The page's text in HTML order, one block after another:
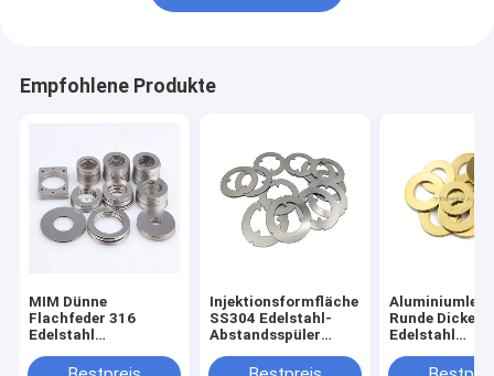
Empfohlene Produkte
MIM Dünne
Flachfeder 316
Edelstahl
Injektionsformfläche
SS304 Edelstahl-
Abstandsspüler
individuell
Runde Dicke
Edelstahl
Dünne